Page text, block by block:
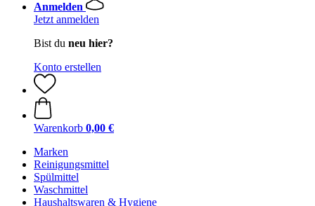
Anmelden
Jetzt anmelden
Bist du neu hier?
Konto erstellen
Warenkorb 0,00 €
Marken
Reinigungsmittel
Spülmittel
Waschmittel
Haushaltswaren & Hygiene